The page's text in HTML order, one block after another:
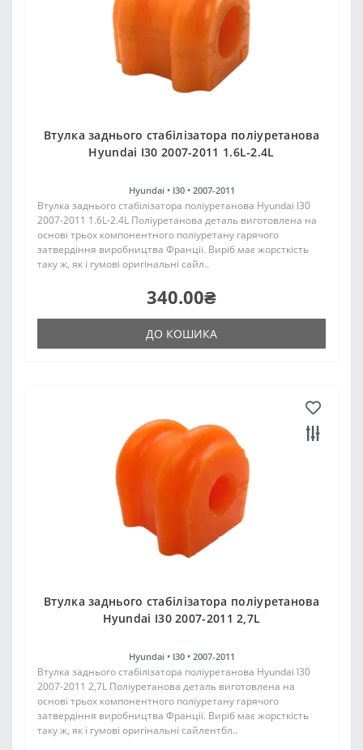
Втулка заднього стабілізатора поліуретанова
Hyundai I30 2007-2011 1.6L-2.4L
Hyundai • I30 • 2007-2011
Втулка заднього стабілізатора поліуретанова Hyundai I30
2007-2011 1.6L-2.4L Поліуретанова деталь виготовлена на
основі трьох компонентного поліуретану гарячого
затвердіння виробництва Франції. Виріб має жорсткість
таку ж, як і гумові оригінальні сайл..
340.00₴
ДО КОШИКА
Втулка заднього стабілізатора поліуретанова
Hyundai I30 2007-2011 2,7L
Hyundai • I30 • 2007-2011
Втулка заднього стабілізатора поліуретанова Hyundai I30
2007-2011 2,7L Поліуретанова деталь виготовлена на
основі трьох компонентного поліуретану гарячого
затвердіння виробництва Франції. Виріб має жорсткість
таку ж, як і гумові оригінальні сайлентбл..